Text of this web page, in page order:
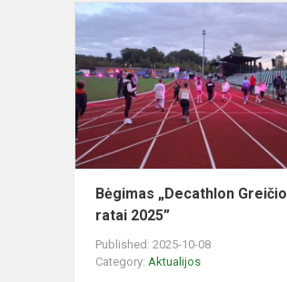
Bėgimas „Decathlon Greičio
ratai 2025”
Published: 2025-10-08
Category: Aktualijos